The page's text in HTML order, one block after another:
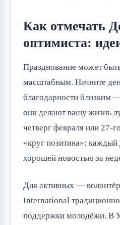
Как отмечать
оптимиста:
Празднование может
масштабным. Начните
благодарности близким
они делают вашу жизнь
четверг февраля или 27-
«круг позитива»: каждый
хорошей новостью за
Для активных —
International
поддержки молодёжи. В